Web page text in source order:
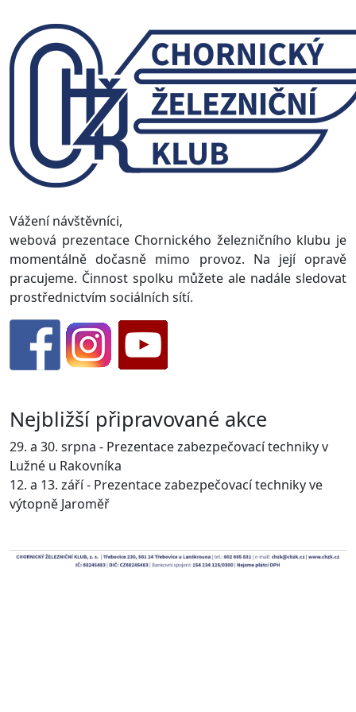
Vážení návštěvníci,
webová prezentace Chornického železničního klubu je
momentálně dočasně mimo provoz. Na její opravě
pracujeme. Činnost spolku můžete ale nadále sledovat
prostřednictvím sociálních sítí.
Nejbližší připravované akce
29. a 30. srpna - Prezentace zabezpečovací techniky v
Lužné u Rakovníka
12. a 13. září - Prezentace zabezpečovací techniky ve
výtopně Jaroměř